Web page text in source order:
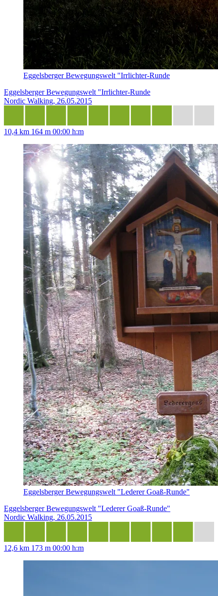
Eggelsberger Bewegungswelt "Irrlichter-Runde
Eggelsberger Bewegungswelt "Irrlichter-Runde
Nordic Walking, 26.05.2015
10,4 km 164 m 00:00 h:m
Eggelsberger Bewegungswelt "Lederer Goaß-Runde"
Eggelsberger Bewegungswelt "Lederer Goaß-Runde"
Nordic Walking, 26.05.2015
12,6 km 173 m 00:00 h:m